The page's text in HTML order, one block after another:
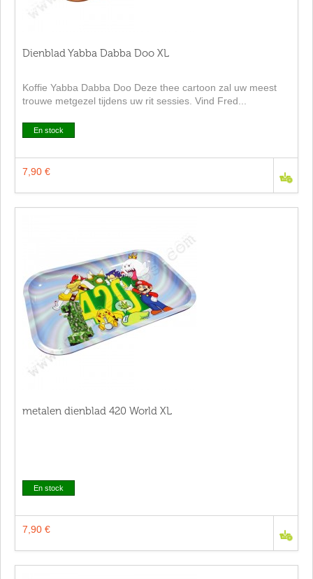
Dienblad Yabba Dabba Doo XL
Koffie Yabba Dabba Doo Deze thee cartoon zal uw meest
trouwe metgezel tijdens uw rit sessies. Vind Fred...
En stock
7,90 €
metalen dienblad 420 World XL
En stock
7,90 €